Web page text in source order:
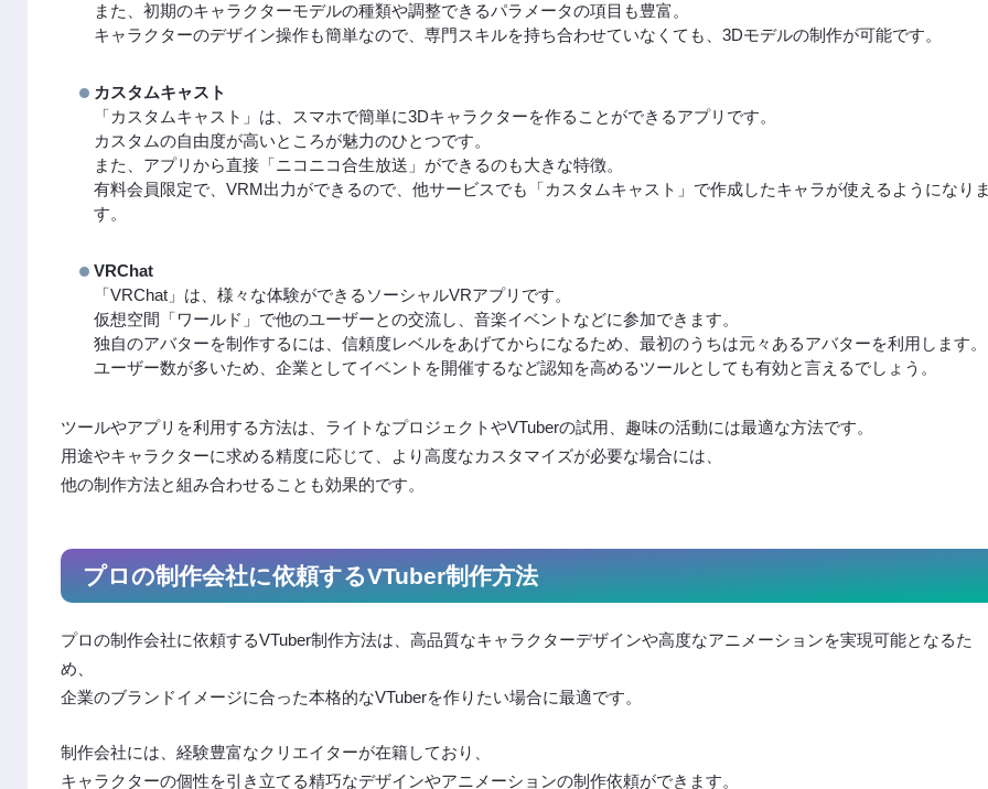
また、初期のキャラクターモデルの種類や調整できるパラメータの項目も豊富。
キャラクターのデザイン操作も簡単なので、専門スキルを持ち合わせていなくても、3Dモデルの制作が可能です。
カスタムキャスト
「カスタムキャスト」は、スマホで簡単に3Dキャラクターを作ることができるアプリです。
カスタムの自由度が高いところが魅力のひとつです。
また、アプリから直接「ニコニコ合生放送」ができるのも大きな特徴。
有料会員限定で、VRM出力ができるので、他サービスでも「カスタムキャスト」で作成したキャラが使えるようになり
す。
VRChat
「VRChat」は、様々な体験ができるソーシャルVRアプリです。
仮想空間「ワールド」で他のユーザーとの交流し、音楽イベントなどに参加できます。
独自のアバターを制作するには、信頼度レベルをあげてからになるため、最初のうちは元々あるアバターを利用します。
ユーザー数が多いため、企業としてイベントを開催するなど認知を高めるツールとしても有効と言えるでしょう。
ツールやアプリを利用する方法は、ライトなプロジェクトやVTuberの試用、趣味の活動には最適な方法です。
用途やキャラクターに求める精度に応じて、より高度なカスタマイズが必要な場合には、
他の制作方法と組み合わせることも効果的です。
プロの制作会社に依頼するVTuber制作方法
プロの制作会社に依頼するVTuber制作方法は、高品質なキャラクターデザインや高度なアニメーションを実現可能となるた
め、
企業のブランドイメージに合った本格的なVTuberを作りたい場合に最適です。
制作会社には、経験豊富なクリエイターが在籍しており、
キャラクターの個性を引き立てる精巧なデザインやアニメーションの制作依頼ができます。